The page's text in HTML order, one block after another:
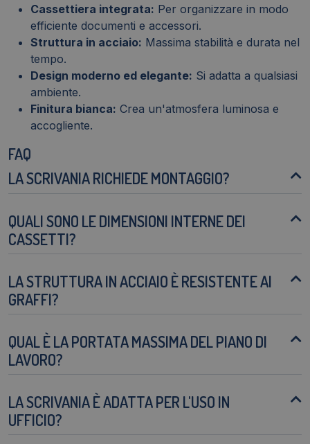
Cassettiera integrata: Per organizzare in modo
efficiente documenti e accessori.
Struttura in acciaio: Massima stabilità e durata nel
tempo.
Design moderno ed elegante: Si adatta a qualsiasi
ambiente.
Finitura bianca: Crea un'atmosfera luminosa e
accogliente.
FAQ
LA SCRIVANIA RICHIEDE MONTAGGIO?
QUALI SONO LE DIMENSIONI INTERNE DEI
CASSETTI?
LA STRUTTURA IN ACCIAIO È RESISTENTE AI
GRAFFI?
QUAL È LA PORTATA MASSIMA DEL PIANO DI
LAVORO?
LA SCRIVANIA È ADATTA PER L'USO IN
UFFICIO?